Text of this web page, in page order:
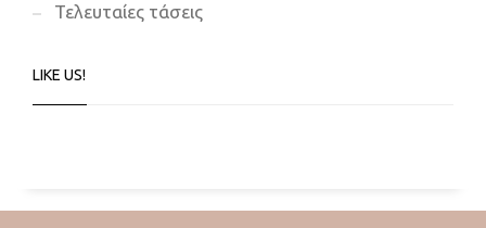
Τελευταίες τάσεις
LIKE US!